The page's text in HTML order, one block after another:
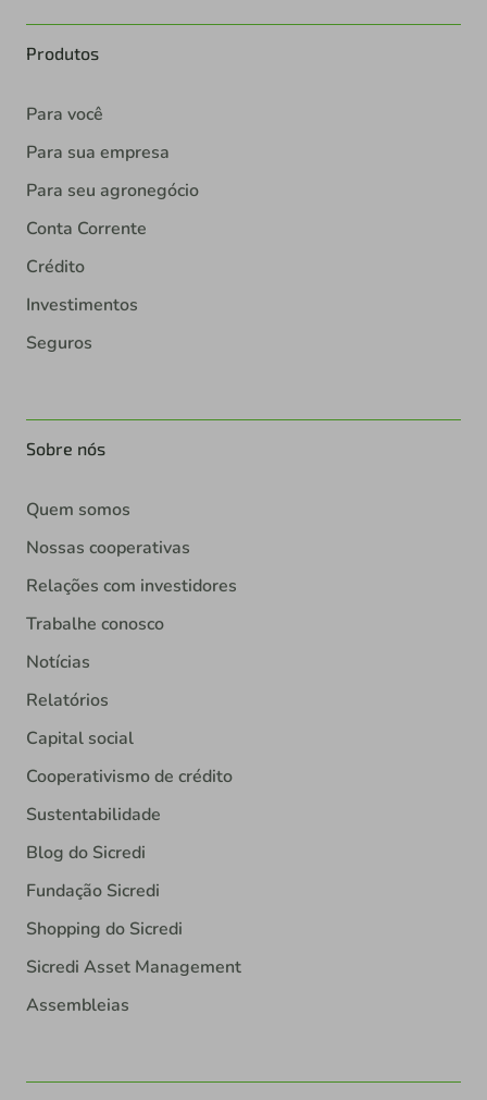
Produtos
Para você
Para sua empresa
Para seu agronegócio
Conta Corrente
Crédito
Investimentos
Seguros
Sobre nós
Quem somos
Nossas cooperativas
Relações com investidores
Trabalhe conosco
Notícias
Relatórios
Capital social
Cooperativismo de crédito
Sustentabilidade
Blog do Sicredi
Fundação Sicredi
Shopping do Sicredi
Sicredi Asset Management
Assembleias